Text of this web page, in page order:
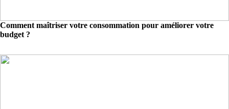
Comment maîtriser votre consommation pour améliorer votre
budget ?